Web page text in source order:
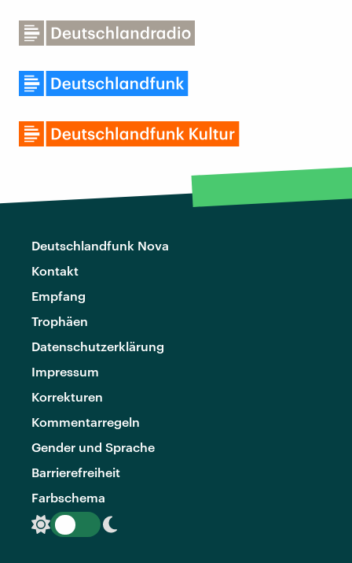
Deutschlandfunk Nova
Kontakt
Empfang
Trophäen
Datenschutzerklärung
Impressum
Korrekturen
Kommentarregeln
Gender und Sprache
Barrierefreiheit
Farbschema